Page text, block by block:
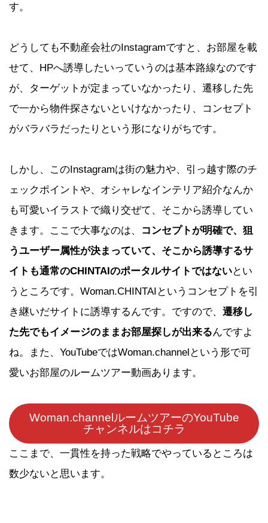
す。
どうしても不動産会社のInstagramですと、お部屋を載
せて、HPへ誘導したいっていうのは基本路線なのです
が、ターゲットが定まっていなかったり、遷移した先
で一から物件探さないといけなかったり、コンセプト
がバラバラだったりという形になりがちです。
しかし、このInstagramは街の魅力や、引っ越す際のチ
ェックポイントや、オシャレなインテリア紹介なんか
も可愛いイラストで織り交ぜて、そこから誘導してい
きます。ここで大事なのは、
コンセプトが明確で、狙
うユーザー属性が決まっていて、そこから誘導するサ
イトも通常のCHINTAIのポータルサイトではないとい
うところです。Woman.CHINTAIというコンセプトを引
き継いだサイトに誘導するんです。ですので、 遷移し
た先でもイメージのままお部屋探しが出来るんですよ
ね。また、YouTubeではWoman.channelという形で可
愛いお部屋のルームツアー動画あります。
Woman.channelルームツアーのYouTube
チャンネルはコチラ
ここまで、一貫性を持った戦略でやっているところは
数少ないと思います。